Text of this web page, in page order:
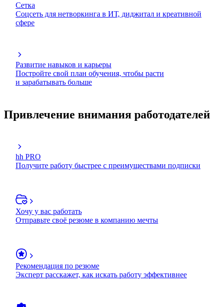
Сетка
Соцсеть для нетворкинга в ИТ, диджитал и креативной
сфере
Развитие навыков и карьеры
Постройте свой план обучения, чтобы расти
и зарабатывать больше
Привлечение внимания работодателей
hh PRO
Получите работу быстрее с преимуществами подписки
Хочу у вас работать
Отправьте своё резюме в компанию мечты
Рекомендация по резюме
Эксперт расскажет, как искать работу эффективнее